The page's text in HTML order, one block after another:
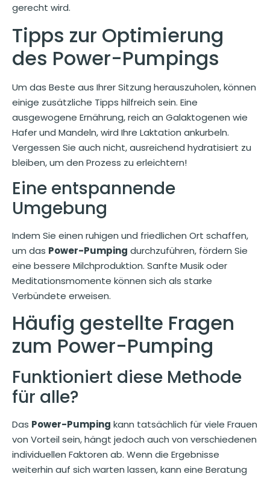
gerecht wird.
Tipps zur Optimierung
des Power-Pumpings
Um das Beste aus Ihrer Sitzung herauszuholen, können
einige zusätzliche Tipps hilfreich sein. Eine
ausgewogene Ernährung, reich an Galaktogenen wie
Hafer und Mandeln, wird Ihre Laktation ankurbeln.
Vergessen Sie auch nicht, ausreichend hydratisiert zu
bleiben, um den Prozess zu erleichtern!
Eine entspannende
Umgebung
Indem Sie einen ruhigen und friedlichen Ort schaffen,
um das Power-Pumping durchzuführen, fördern Sie
eine bessere Milchproduktion. Sanfte Musik oder
Meditationsmomente können sich als starke
Verbündete erweisen.
Häufig gestellte Fragen
zum Power-Pumping
Funktioniert diese Methode
für alle?
Das Power-Pumping kann tatsächlich für viele Frauen
von Vorteil sein, hängt jedoch auch von verschiedenen
individuellen Faktoren ab. Wenn die Ergebnisse
weiterhin auf sich warten lassen, kann eine Beratung